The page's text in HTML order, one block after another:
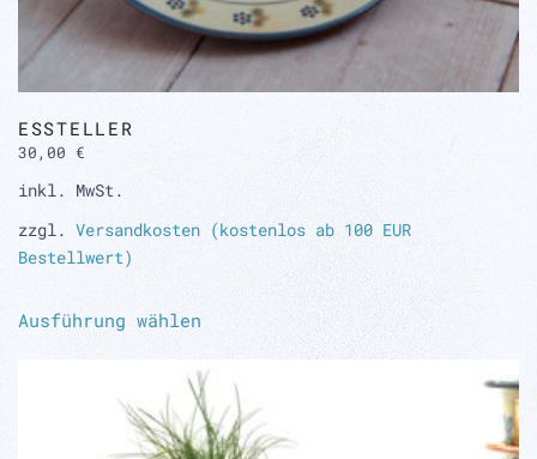
ESSTELLER
30,00 €
inkl. MwSt.
zzgl. Versandkosten (kostenlos ab 100 EUR
Bestellwert)
Ausführung wählen Produkt
weist
mehrere
Varianten
auf.